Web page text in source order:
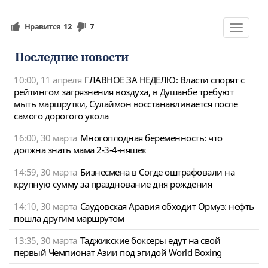
Toggle
Нравится 12 7
Последние новости
10:00, 11 апреля ГЛАВНОЕ ЗА НЕДЕЛЮ: Власти спорят с
рейтингом загрязнения воздуха, в Душанбе требуют
мыть маршрутки, Сулаймон восстанавливается после
самого дорогого укола
16:00, 30 марта Многоплодная беременность: что
должна знать мама 2-3-4-няшек
14:59, 30 марта Бизнесмена в Согде оштрафовали на
крупную сумму за празднование дня рождения
14:10, 30 марта Саудовская Аравия обходит Ормуз: нефть
пошла другим маршрутом
13:35, 30 марта Таджикские боксеры едут на свой
первый Чемпионат Азии под эгидой World Boxing